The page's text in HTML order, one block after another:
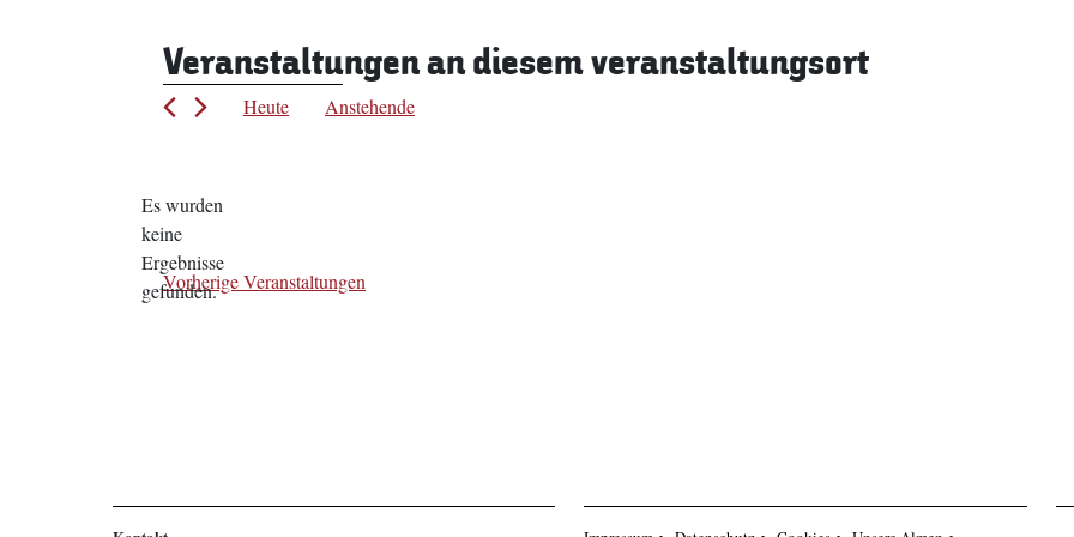
Veranstaltungen an diesem veranstaltungsort
Hinweis
Es wurden
keine
Ergebnisse
gefunden.
Heute
Anstehende
VorherigeVeranstaltungen